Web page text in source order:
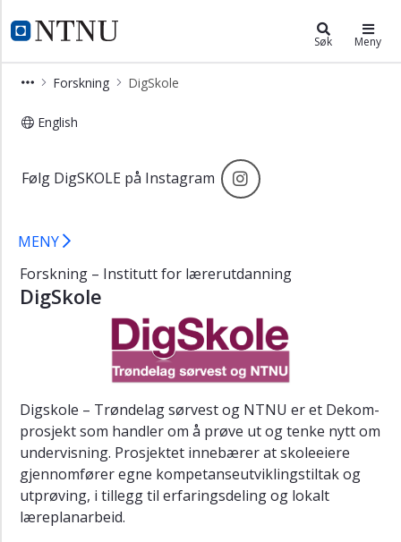
NTNU Hjemmeside
Institutt for lærerutdanningSøk Meny
Forskning DigSkole
English
DigSkole – Forskning – Institutt
×
Hjem
Om
Videreføring
Kontakt
Følg DigSKOLE på Instagram Følg DigSKOLE på
MENY
Forskning – Institutt for lærerutdanning
DigSkole
Digskole – Trøndelag sørvest og NTNU er et Dekom-
prosjekt som handler om å prøve ut og tenke nytt om
undervisning. Prosjektet innebærer at skoleeiere
gjennomfører egne kompetanseutviklingstiltak og
utprøving, i tillegg til erfaringsdeling og lokalt
læreplanarbeid.